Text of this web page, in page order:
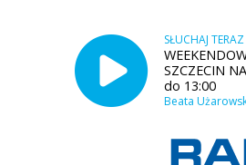
SŁUCHAJ TERAZ
SZCZECIN
do 13:00
Beata